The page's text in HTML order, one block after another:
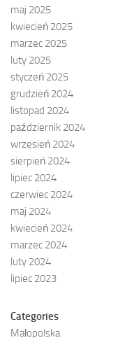
maj 2025
kwiecień 2025
marzec 2025
luty 2025
styczeń 2025
grudzień 2024
listopad 2024
październik 2024
wrzesień 2024
sierpień 2024
lipiec 2024
czerwiec 2024
maj 2024
kwiecień 2024
marzec 2024
luty 2024
lipiec 2023
Categories
Małopolska